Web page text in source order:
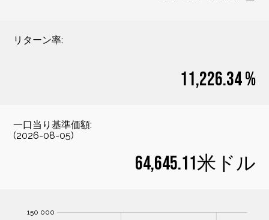
リターン率:
11,226.34 %
一口当り基準価額:
(2026-08-05)
64,645.11米ドル
150 000